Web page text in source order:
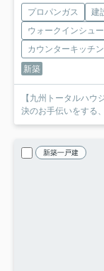
プロパンガス
建
ウォークインシュ
カウンターキッチン
新築
【九州トータルハ
新築一戸建